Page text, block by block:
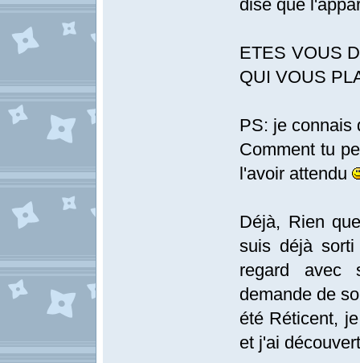
dise que
ETES VOUS
QUI VOUS
PS: je connais
Comment tu
l'avoir attendu
Déjà, Rien
suis déjà
regard avec
demande de
été Réticent,
et j'ai